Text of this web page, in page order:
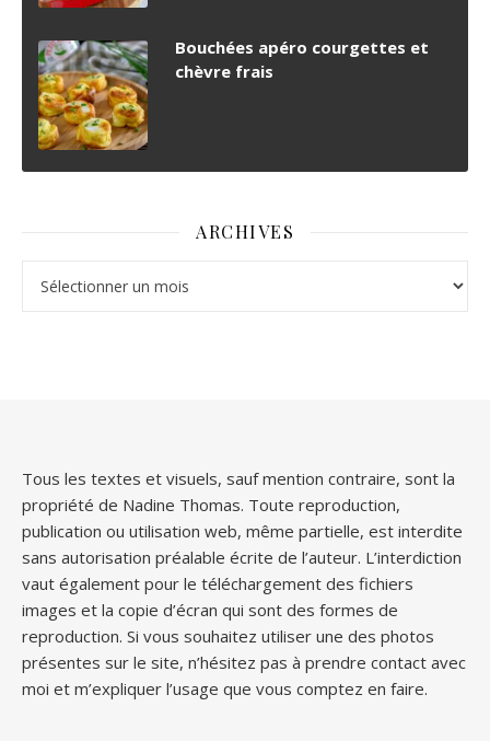
Bouchées apéro courgettes et
chèvre frais
ARCHIVES
Tous les textes et visuels, sauf mention contraire, sont la
propriété de Nadine Thomas. Toute reproduction,
publication ou utilisation web, même partielle, est interdite
sans autorisation préalable écrite de l’auteur. L’interdiction
vaut également pour le téléchargement des fichiers
images et la copie d’écran qui sont des formes de
reproduction. Si vous souhaitez utiliser une des photos
présentes sur le site, n’hésitez pas à prendre contact avec
moi et m’expliquer l’usage que vous comptez en faire.